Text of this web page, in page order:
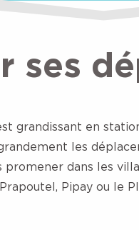
ses
grandissant en
les
promener dans les
Pipay ou le